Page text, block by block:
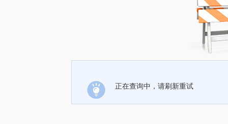
正在查询中，请刷新重试